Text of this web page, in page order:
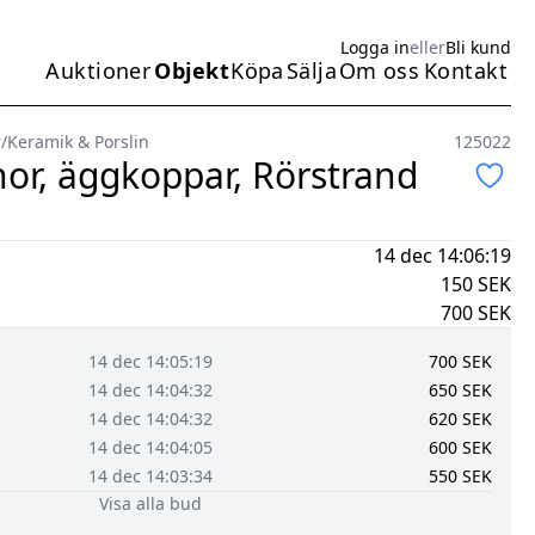
Logga inellerBli kund
Huvudmeny
AuktionerObjektKöpa SäljaOm oss Kontakt
/Keramik & Porslin 125022
äggkoppar, Rörstrand
14 dec 14:06:19
150SEK
700SEK
14 dec 14:05:19 700 SEK
14 dec 14:04:32
650 SEK
14 dec 14:04:32
620 SEK
14 dec 14:04:05
600 SEK
14 dec 14:03:34
550 SEK
Visa alla bud